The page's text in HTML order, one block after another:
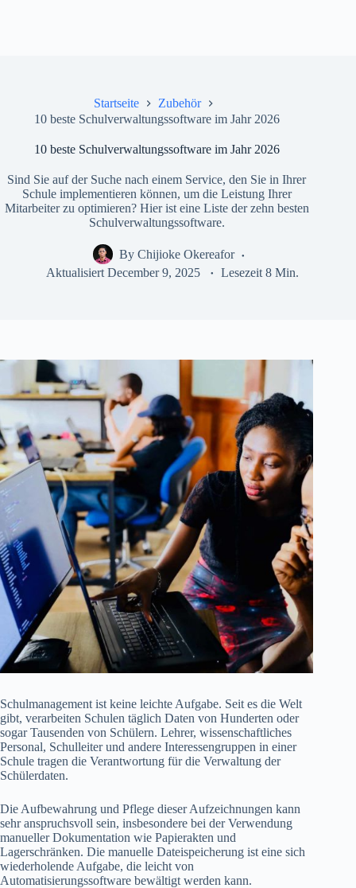
Startseite
Zubehör
10 beste Schulverwaltungssoftware im Jahr 2026
10 beste Schulverwaltungssoftware im Jahr 2026
Sind Sie auf der Suche nach einem Service, den Sie in Ihrer
Schule implementieren können, um die Leistung Ihrer
Mitarbeiter zu optimieren? Hier ist eine Liste der zehn besten
Schulverwaltungssoftware.
By Chijioke Okereafor
Aktualisiert December 9, 2025 Lesezeit 8 Min.
Schulmanagement ist keine leichte Aufgabe. Seit es die Welt
gibt, verarbeiten Schulen täglich Daten von Hunderten oder
sogar Tausenden von Schülern. Lehrer, wissenschaftliches
Personal, Schulleiter und andere Interessengruppen in einer
Schule tragen die Verantwortung für die Verwaltung der
Schülerdaten.
Die Aufbewahrung und Pflege dieser Aufzeichnungen kann
sehr anspruchsvoll sein, insbesondere bei der Verwendung
manueller Dokumentation wie Papierakten und
Lagerschränken. Die manuelle Dateispeicherung ist eine sich
wiederholende Aufgabe, die leicht von
Automatisierungssoftware bewältigt werden kann.